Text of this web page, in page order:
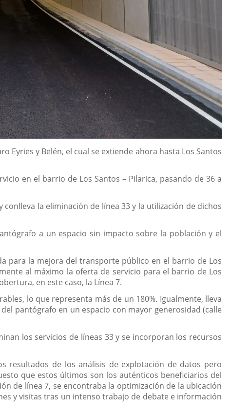
Eyries y Belén, el cual se extiende ahora hasta Los Santos
en el barrio de Los Santos – Pilarica, pasando de 36 a
la eliminación de línea 33 y la utilización de dichos
a un espacio sin impacto sobre la población y el
para la mejora del transporte público en el barrio de Los
al máximo la oferta de servicio para el barrio de Los
en este caso, la Línea 7.
lo que representa más de un 180%. Igualmente, lleva
pantógrafo en un espacio con mayor generosidad (calle
los servicios de líneas 33 y se incorporan los recursos
resultados de los análisis de explotación de datos pero
que estos últimos son los auténticos beneficiarios del
de línea 7, se encontraba la optimización de la ubicación
y visitas tras un intenso trabajo de debate e información